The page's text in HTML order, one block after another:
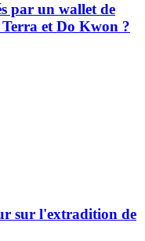
par un wallet de
et Do Kwon ?
sur l'extradition de